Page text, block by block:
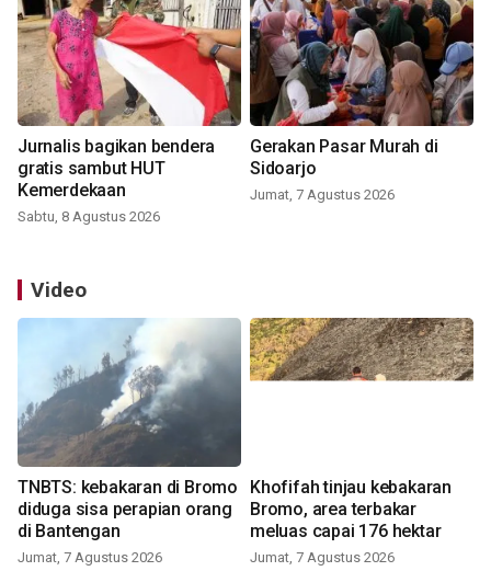
Jurnalis bagikan bendera
gratis sambut HUT
Kemerdekaan
Sabtu, 8 Agustus 2026
Gerakan Pasar Murah di
Sidoarjo
Jumat, 7 Agustus 2026
Video
TNBTS: kebakaran di Bromo
diduga sisa perapian orang
di Bantengan
Jumat, 7 Agustus 2026
Khofifah tinjau kebakaran
Bromo, area terbakar
meluas capai 176 hektar
Jumat, 7 Agustus 2026